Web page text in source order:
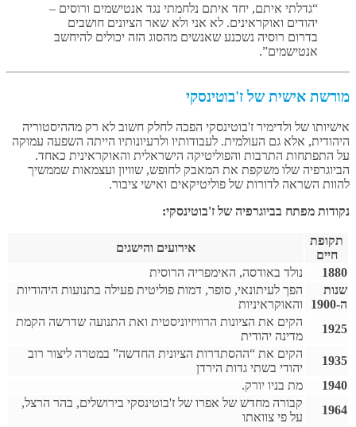
“גדלתי איתם, יחד איתם נלחמתי נגד אנטישמים ורוסים –
יהודים ואוקראינים. לא אני ולא שאר הציונים חושבים
בדרום רוסיה נשכנע שאנשים מהסוג הזה יכולים להיחשב
אנטישמים”.
מורשת אישית של ז'בוטינסקי
אישיותו של ולדימיר ז'בוטינסקי הפכה לחלק חשוב לא רק מההיסטוריה
היהודית, אלא גם העולמית. לעבודותיו ולרעיונותיו הייתה השפעה עמוקה
על התפתחות התרבות והפוליטיקה הישראלית והאוקראינית כאחד.
הביוגרפיה שלו משקפת את המאבק לחופש, שוויון ועצמאות שממשיך
להוות השראה לדורות של פוליטיקאים ואישי ציבור.
נקודות מפתח בביוגרפיה של ז'בוטינסקי:
תקופת
חיים
אירועים והישגים
1880
נולד באודסה, האימפריה הרוסית
שנות
ה-1900
הפך לעיתונאי, סופר, דמות פוליטית פעילה בתנועות היהודיות
והאוקראיניות
1925
הקים את הציונות הרוויזיוניסטית ואת התנועה שדרשה הקמת
מדינה יהודית
1935
הקים את “ההסתדרות הציונית החדשה” במטרה ליצור רוב
יהודי בשתי גדות הירדן
1940
מת בניו יורק.
1964
קבורה מחדש של אפרו של ז'בוטינסקי בירושלים, בהר הרצל,
על פי צוואתו